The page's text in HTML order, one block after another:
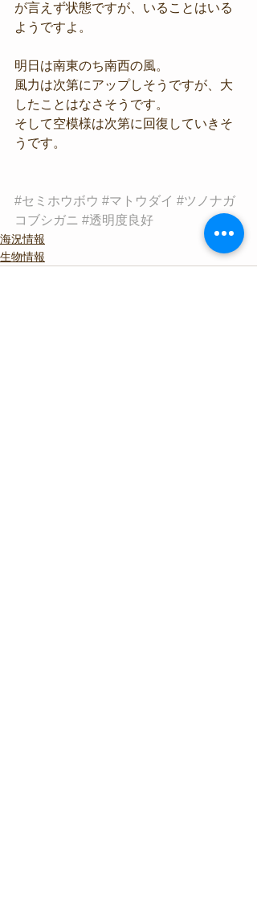
が言えず状態ですが、いることはいる
ようですよ。
明日は南東のち南西の風。
風力は次第にアップしそうですが、大
したことはなさそうです。
そして空模様は次第に回復していきそ
うです。
#セミホウボウ #マトウダイ #ツノナガ
コブシガニ #透明度良好
海況情報
生物情報